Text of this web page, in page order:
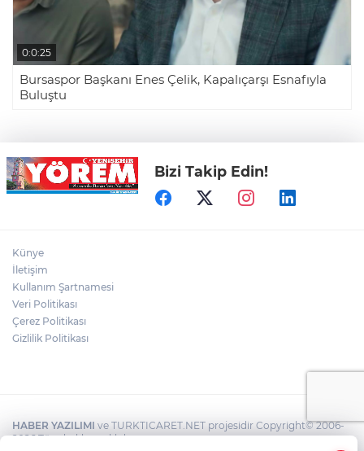
0:0:25
Bursaspor Başkanı Enes Çelik, Kapalıçarşı Esnafıyla
Buluştu
Bizi Takip Edin!
Künye
İletişim
Kullanım Şartnamesi
Veri Politikası
Çerez Politikası
Gizlilik Politikası
HABER YAZILIMI ve TURKTICARET.NET projesidir Copyright© 2006-
2026 Tüm hakları saklıdır.